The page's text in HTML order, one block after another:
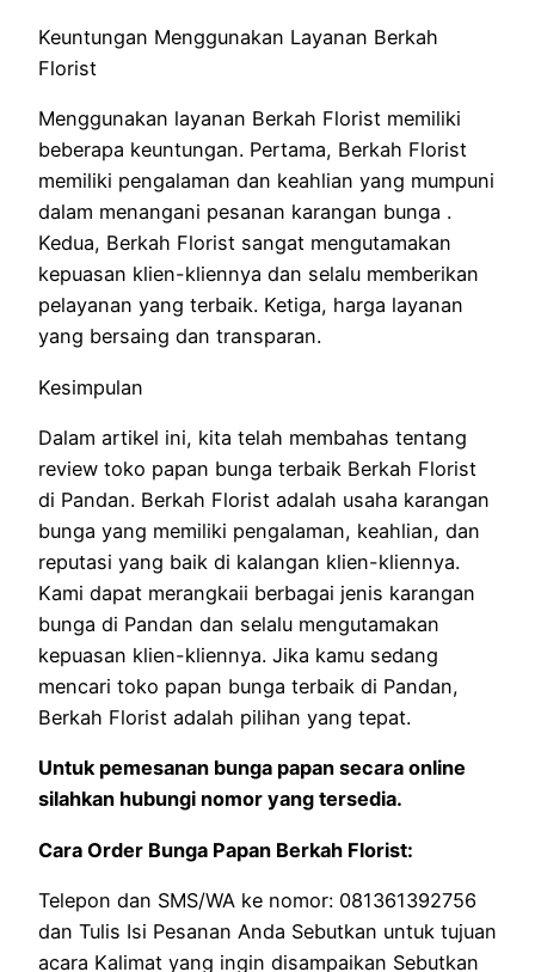
Keuntungan Menggunakan Layanan Berkah
Florist
Menggunakan layanan Berkah Florist memiliki
beberapa keuntungan. Pertama, Berkah Florist
memiliki pengalaman dan keahlian yang mumpuni
dalam menangani pesanan karangan bunga .
Kedua, Berkah Florist sangat mengutamakan
kepuasan klien-kliennya dan selalu memberikan
pelayanan yang terbaik. Ketiga, harga layanan
yang bersaing dan transparan.
Kesimpulan
Dalam artikel ini, kita telah membahas tentang
review toko papan bunga terbaik Berkah Florist
di Pandan. Berkah Florist adalah usaha karangan
bunga yang memiliki pengalaman, keahlian, dan
reputasi yang baik di kalangan klien-kliennya.
Kami dapat merangkaii berbagai jenis karangan
bunga di Pandan dan selalu mengutamakan
kepuasan klien-kliennya. Jika kamu sedang
mencari toko papan bunga terbaik di Pandan,
Berkah Florist adalah pilihan yang tepat.
Untuk pemesanan bunga papan secara online
silahkan hubungi nomor yang tersedia.
Cara Order Bunga Papan Berkah Florist:
Telepon dan SMS/WA ke nomor: 081361392756
dan Tulis Isi Pesanan Anda Sebutkan untuk tujuan
acara Kalimat yang ingin disampaikan Sebutkan